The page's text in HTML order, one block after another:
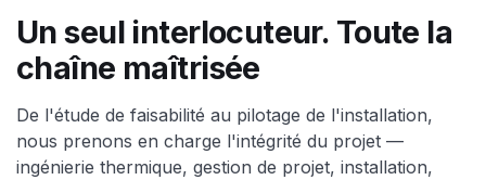
Un seul interlocuteur. Toute la
chaîne maîtrisée
De l'étude de faisabilité au pilotage de l'installation,
nous prenons en charge l'intégrité du projet —
ingénierie thermique, gestion de projet, installation,